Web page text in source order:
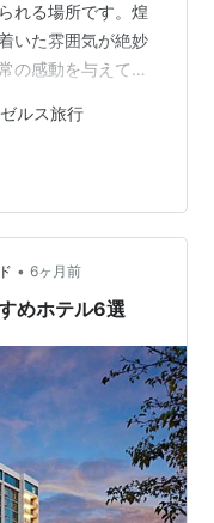
れる場所です。煌
いた雰囲気が絶妙
の感動を与えてく
ィウォークで食事
通して多彩な過ご
化 ロサンゼルスの
食文化が織りなす
ティでは、ハリウ
す。映画…
ルス旅行
• 6ヶ月前
めホテル6選